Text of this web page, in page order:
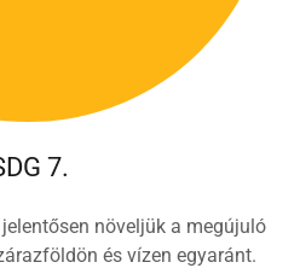
7.
növeljük a megújuló
és vízen egyaránt.